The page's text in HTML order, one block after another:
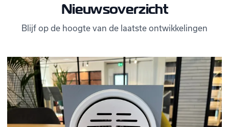
Nieuwsoverzicht
Blijf op de hoogte van de laatste ontwikkelingen